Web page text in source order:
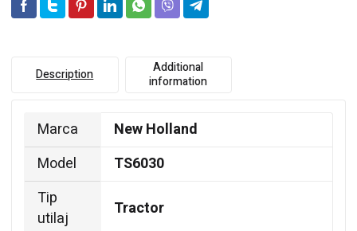
Description
Additional
information
Marca
New Holland
Model
TS6030
Tip
utilaj
Tractor